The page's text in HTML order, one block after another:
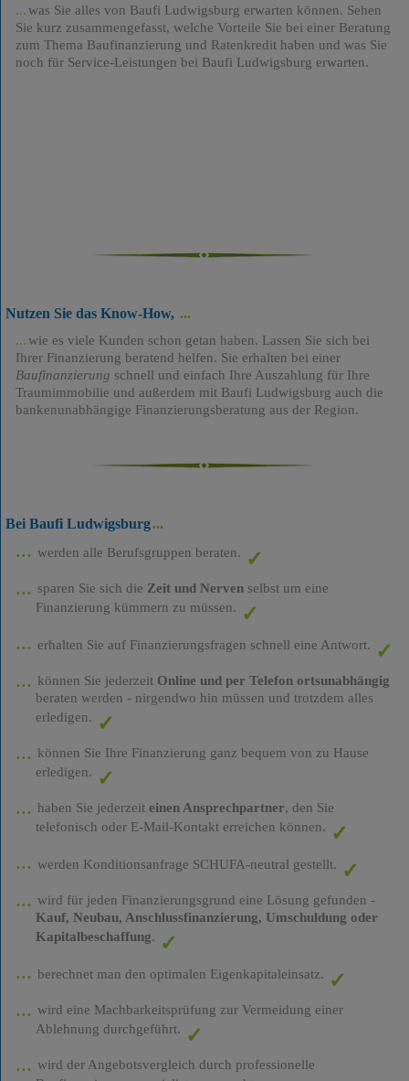
was Sie alles von Baufi Ludwigsburg erwarten können. Sehen
Sie kurz zusammengefasst, welche Vorteile Sie bei einer Beratung
zum Thema Baufinanzierung und Ratenkredit haben und was Sie
noch für Service-Leistungen bei Baufi Ludwigsburg erwarten.
Nutzen Sie das Know-How,
wie es viele Kunden schon getan haben. Lassen Sie sich bei
Ihrer Finanzierung beratend helfen. Sie erhalten bei einer
Baufinanzierung schnell und einfach Ihre Auszahlung für Ihre
Traumimmobilie und außerdem mit Baufi Ludwigsburg auch die
bankenunabhängige Finanzierungsberatung aus der Region.
Bei Baufi Ludwigsburg
werden alle Berufsgruppen beraten.
sparen Sie sich die Zeit und Nervenselbst um eine
Finanzierung kümmern zu müssen.
erhalten Sie auf Finanzierungsfragen schnell eine Antwort.
können Sie jederzeit Online und per Telefon ortsunabhängig
beraten werden - nirgendwo hin müssen und trotzdem alles
erledigen.
können Sie Ihre Finanzierung ganz bequem von zu Hause
erledigen.
haben Sie jederzeit einen Ansprechpartner, den Sie
telefonisch oder E-Mail-Kontakt erreichen können.
werden Konditionsanfrage SCHUFA-neutral gestellt.
wird für jeden Finanzierungsgrund eine Lösung gefunden -
Kauf, Neubau, Anschlussfinanzierung, Umschuldung oder
Kapitalbeschaffung.
berechnet man den optimalen Eigenkapitaleinsatz.
wird eine Machbarkeitsprüfung zur Vermeidung einer
Ablehnung durchgeführt.
wird der Angebotsvergleich durch professionelle